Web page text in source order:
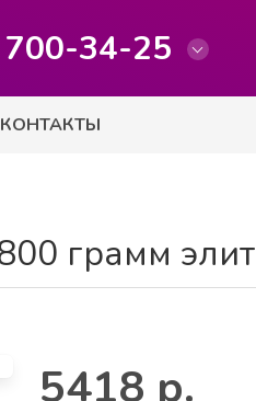
34-25
КОНТАКТЫ
грамм элит
5418 р.